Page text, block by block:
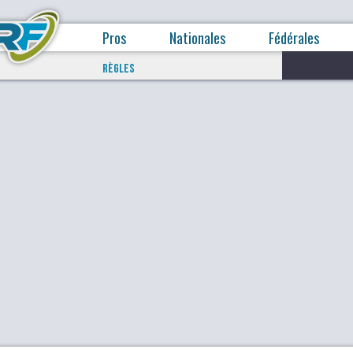
Pros Nationales Fédérales
RÈGLES